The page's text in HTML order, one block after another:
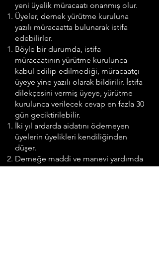
yeni üyelik müracaatı onanmış olur.
Üyeler, dernek yürütme kuruluna
yazılı müracaatta bulunarak istifa
edebilirler.
Böyle bir durumda, istifa
müracaatının yürütme kurulunca
kabul edilip edilmediği, müracaatçı
üyeye yine yazılı olarak bildirilir. İstifa
dilekçesini vermiş üyeye, yürütme
kurulunca verilecek cevap en fazla 30
gün geciktirilebilir.
İki yıl ardarda aidatını ödemeyen
üyelerin üyelikleri kendiliğinden
düşer.
Derneğe maddi ve manevi yardımda
bulunan KKTC vatandaşları, yürütme